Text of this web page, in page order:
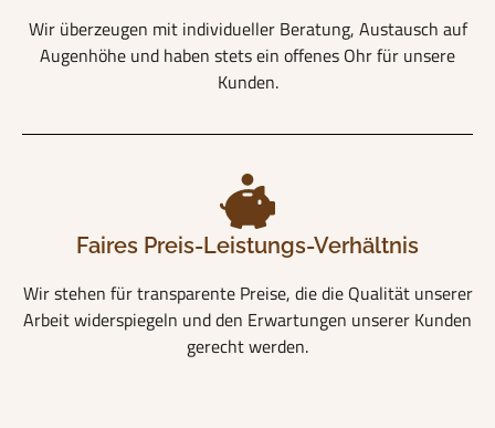
Wir überzeugen mit individueller Beratung, Austausch auf
Augenhöhe und haben stets ein offenes Ohr für unsere
Kunden.
Faires Preis-Leistungs-Verhältnis
Wir stehen für transparente Preise, die die Qualität unserer
Arbeit widerspiegeln und den Erwartungen unserer Kunden
gerecht werden.